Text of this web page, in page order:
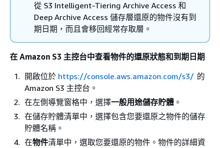
從 S3 Intelligent-Tiering Archive Access 和
Deep Archive Access 儲存層還原的物件沒有到
期日期，而且會移回經常存取層。
在 Amazon S3 主控台中查看物件的還原狀態和到期日期
開啟位於 https://console.aws.amazon.com/s3/ 的
Amazon S3 主控台。
在左側導覽窗格中，選擇一般用途儲存貯體 。
在儲存貯體清單中，選擇包含您要還原之物件的儲存
貯體名稱。
在物件清單中，選取您要還原的物件。物件的詳細資